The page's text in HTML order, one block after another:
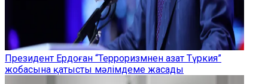
Президент Ердоған “Терроризмнен азат Түркия”
жобасына қатысты мәлімдеме жасады